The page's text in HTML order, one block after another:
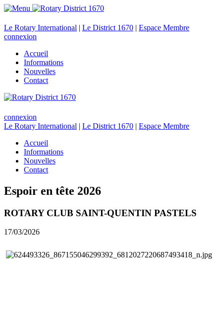
Le Rotary International | Le District 1670 | Espace Membre
connexion
Accueil
Informations
Nouvelles
Contact
connexion
Le Rotary International | Le District 1670 | Espace Membre
Accueil
Informations
Nouvelles
Contact
Espoir en tête 2026
ROTARY CLUB SAINT-QUENTIN PASTELS
17/03/2026